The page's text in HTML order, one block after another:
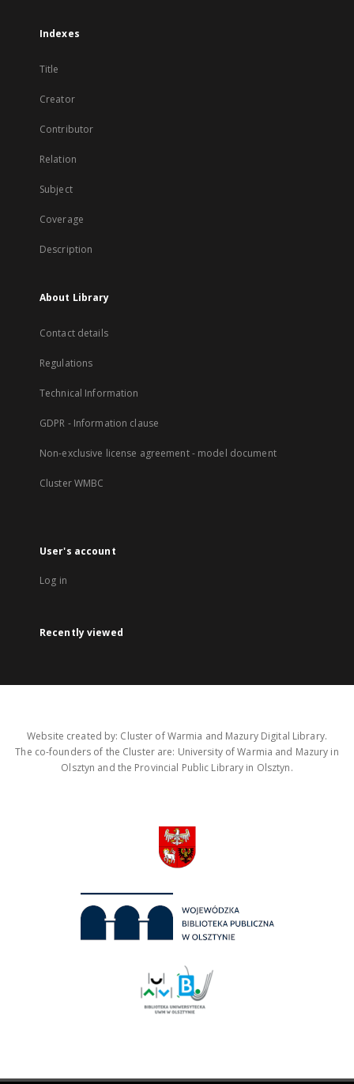
Indexes
Title
Creator
Contributor
Relation
Subject
Coverage
Description
About Library
Contact details
Regulations
Technical Information
GDPR - Information clause
Non-exclusive license agreement - model document
Cluster WMBC
User's account
Log in
Recently viewed
Website created by: Cluster of Warmia and Mazury Digital Library.
The co-founders of the Cluster are: University of Warmia and Mazury in
Olsztyn and the Provincial Public Library in Olsztyn.